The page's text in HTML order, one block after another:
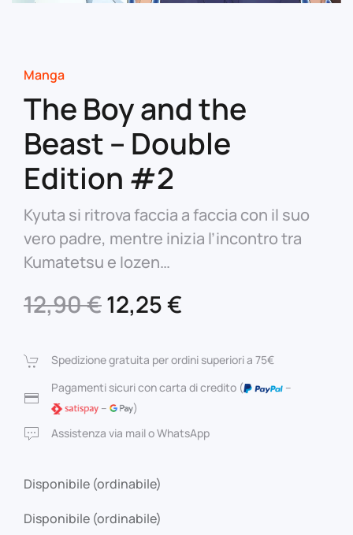
Manga
The Boy and the
Beast – Double
Edition #2
Kyuta si ritrova faccia a faccia con il suo
vero padre, mentre inizia l’incontro tra
Kumatetsu e Iozen…
12,90€Il
originale
era:
12,90 €.
12,25€
attuale
è:
Spedizione gratuita per ordini superiori a 75€
Pagamenti sicuri con carta di credito (
–
–
)
Assistenza via mail o WhatsApp
Disponibile (ordinabile)
Disponibile (ordinabile)